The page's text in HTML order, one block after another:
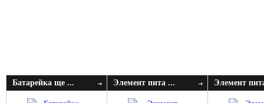
Батарейка ще ... Элемент пита ... Элемент